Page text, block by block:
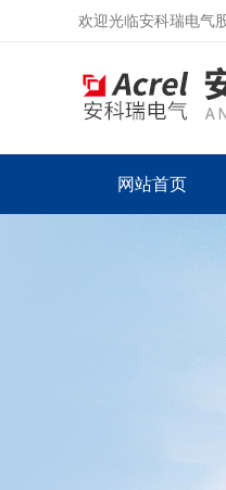
欢迎光临安科瑞电气
网站首页